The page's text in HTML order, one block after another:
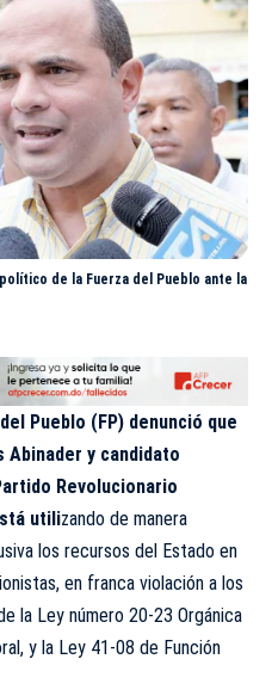
de la Fuerza del Pueblo ante la
Pueblo (FP) denunció que
y candidato
Revolucionario
utilizando de manera
los recursos del Estado en
en franca violación a los
la Ley número 20-23 Orgánica
y la Ley 41-08 de Función